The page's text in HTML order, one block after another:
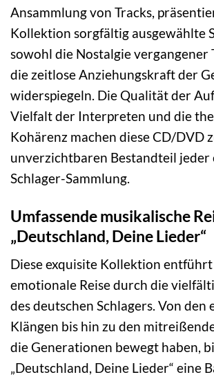
Ansammlung von Tracks,
Kollektion sorgfältig ausgewählte
sowohl die Nostalgie vergangener
die zeitlose Anziehungskraft der
widerspiegeln. Die Qualität der
Vielfalt der Interpreten und die
Kohärenz machen diese CD/DVD
unverzichtbaren Bestandteil jeder
Schlager-Sammlung.
Umfassende musikalische
„Deutschland, Deine Lieder“
Diese exquisite Kollektion entführt
emotionale Reise durch die
des deutschen Schlagers. Von den
Klängen bis hin zu den
die Generationen bewegt haben,
„Deutschland, Deine Lieder“ eine